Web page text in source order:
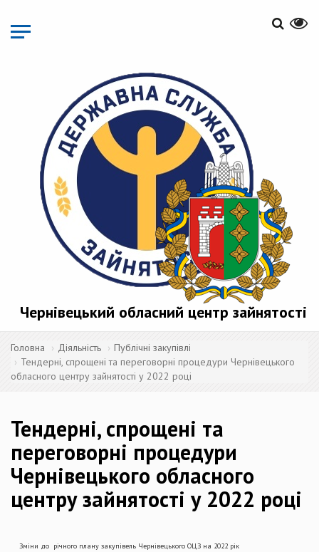
основного
матеріалу
Чернівецький обласний центр зайнятості
Головна Діяльність
Публічні закупівлі
Тендерні, спрощені та переговорні процедури Чернівецького
обласного центру зайнятості у 2022 році
Тендерні, спрощені та
переговорні процедури
Чернівецького обласного
центру зайнятості у 2022 році
Зміни до річного плану закупівель Чернівецького ОЦЗ на 2022 рік